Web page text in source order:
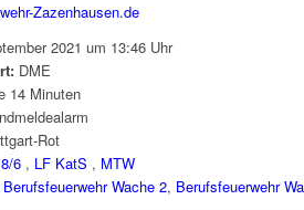
Zazenhausen.de
2021 um 13:46 Uhr
DME
14 Minuten
Rot
6 , LF KatS , MTW
Berufsfeuerwehr Wache 2, Berufsfeuerwehr